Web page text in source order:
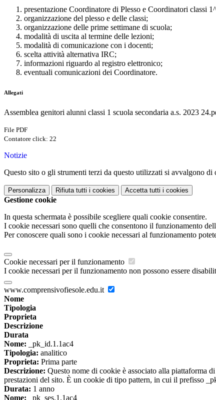
presentazione Coordinatore di Plesso e Coordinatori classi
organizzazione del plesso e delle classi;
organizzazione delle prime settimane di scuola;
modalità di uscita al termine delle lezioni;
modalità di comunicazione con i docenti;
scelta attività alternativa IRC;
informazioni riguardo al registro elettronico;
eventuali comunicazioni dei Coordinatore.
Allegati
Assemblea genitori alunni classi 1 scuola secondaria a.s. 2023
File PDF
Contatore click: 22
Notizie
Questo sito o gli strumenti terzi da questo utilizzati si avvalgono
Personalizza Rifiuta tutti i cookies Accetta tutti i cookies
Gestione cookie
In questa schermata è possibile scegliere quali cookie consentire.
I cookie necessari sono quelli che consentono il funzionamento
Per conoscere quali sono i cookie necessari al funzionamento
Cookie necessari per il funzionamento
I cookie necessari per il funzionamento non possono essere
www.comprensivofiesole.edu.it
Nome
Tipologia
Proprieta
Descrizione
Durata
Nome: _pk_id.1.1ac4
Tipologia: analitico
Proprieta: Prima parte
Descrizione: Questo nome di cookie è associato alla piattaforma
prestazioni del sito. È un cookie di tipo pattern, in cui il prefisso
Durata: 1 anno
Nome: _pk_ses.1.1ac4